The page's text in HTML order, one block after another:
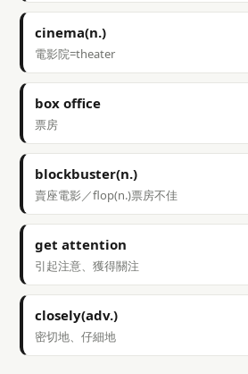
cinema(n.)
電影院=theater
box office
票房
blockbuster(n.)
賣座電影／flop(n.)票房不佳
get attention
引起注意、獲得關注
closely(adv.)
密切地、仔細地